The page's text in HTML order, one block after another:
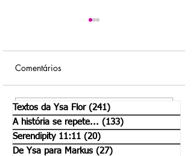
O mistério em nós.
Comentários
Escreva um comentário
Textos da Ysa Flor (241)
A história se repete... (133)
Serendipity 11:11 (20)
De Ysa para Markus (27)